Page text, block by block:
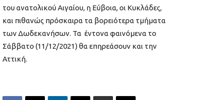
του ανατολικού Αιγαίου, η Εύβοια, οι Κυκλάδες,
και πιθανώς πρόσκαιρα τα βορειότερα τμήματα
των Δωδεκανήσων. Τα έντονα φαινόμενα το
Σάββατο (11/12/2021) θα επηρεάσουν και την
Αττική.